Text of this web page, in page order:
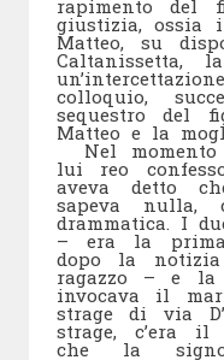
rapimento del
giustizia, ossia
Matteo, su
Caltanissetta,
colloquio,
sequestro del
Matteo e la
Nel
lui reo
aveva detto
sapeva nulla,
drammatica. I
– era la
dopo la
ragazzo – e la
invocava il
strage di via
strage, c’era
che la